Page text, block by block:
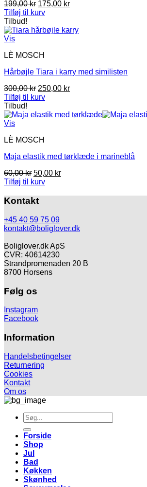
199,00kr Den
oprindelige
var:
175,00 krDen
er:
Tilføj til kurv
Tilbud!
Vis
LÈ MOSCH
Hårbøjle Tiara i karry med similisten
300,00kr Den
oprindelige
var:
250,00 krDen
er:
Tilføj til kurv
Tilbud!
Vis
LÈ MOSCH
Maja elastik med tørklæde i marineblå
60,00kr Den
oprindelige
var:
50,00 krDen
Tilføj til kurv
Kontakt
+45 40 59 75 09
kontakt@boliglover.dk
Boliglover.dk ApS
CVR: 40614230
Strandpromenaden 20 B
8700 Horsens
Følg os
Instagram
Facebook
Information
Handelsbetingelser
Returnering
Cookies
Kontakt
Om os
Søg
efter:
Forside
Shop
Jul
Bad
Køkken
Skønhed